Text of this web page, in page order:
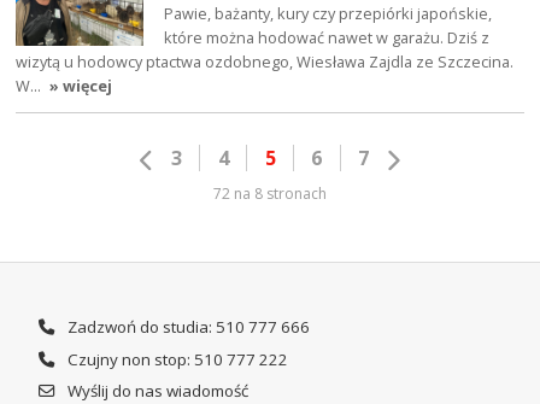
Pawie, bażanty, kury czy przepiórki japońskie,
które można hodować nawet w garażu. Dziś z
wizytą u hodowcy ptactwa ozdobnego, Wiesława Zajdla ze Szczecina.
W… » więcej
3 4 5 6 7
72 na 8 stronach
Zadzwoń do studia: 510 777 666
Czujny non stop: 510 777 222
Wyślij do nas wiadomość